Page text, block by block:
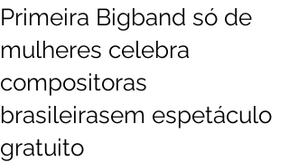
Primeira Bigband só de
mulheres celebra
compositoras
brasileirasem espetáculo
gratuito